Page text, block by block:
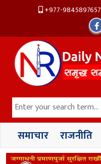
+977-9845897657
समाचार राजनीति